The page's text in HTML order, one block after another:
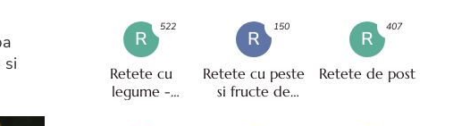
si
R
Retete cu
legume -
522
R
Retete cu peste
si fructe de
150
R
Retete de post
407